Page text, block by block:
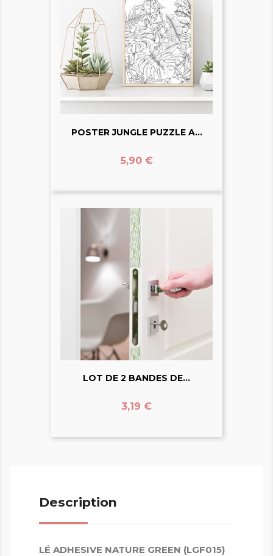
POSTER JUNGLE PUZZLE A...
Prix
5,90 €
LOT DE 2 BANDES DE...
Prix
3,19 €
Description
LÉ ADHESIVE NATURE GREEN (LGF015)